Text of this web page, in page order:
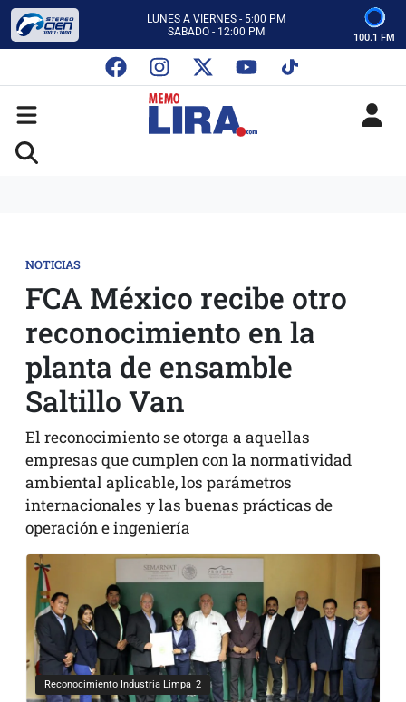
LUNES A VIERNES - 5:00 PM
SABADO - 12:00 PM
CON MEMO LIRA Y SU EQUIPO
LUNES A VIERNES - 5:00 PM
SABADO - 12:00 PM
100.1 FM
NOTICIAS
FCA México recibe otro
reconocimiento en la
planta de ensamble
Saltillo Van
El reconocimiento se otorga a aquellas
empresas que cumplen con la normatividad
ambiental aplicable, los parámetros
internacionales y las buenas prácticas de
operación e ingeniería
Reconocimiento Industria Limpa_2